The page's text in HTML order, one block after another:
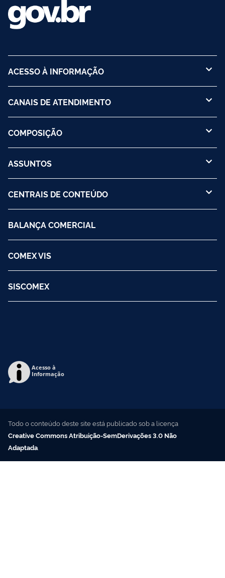
ACESSO À INFORMAÇÃO
CANAIS DE ATENDIMENTO
COMPOSIÇÃO
ASSUNTOS
CENTRAIS DE CONTEÚDO
BALANÇA COMERCIAL
COMEX VIS
SISCOMEX
Acesso à
Informação
Todo o conteúdo deste site está publicado sob a licença
Creative Commons Atribuição-SemDerivações 3.0 Não
Adaptada